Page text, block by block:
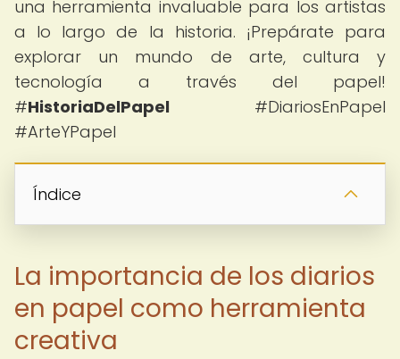
una herramienta invaluable para los artistas
a lo largo de la historia. ¡Prepárate para
explorar un mundo de arte, cultura y
tecnología a través del papel!
#HistoriaDelPapel #DiariosEnPapel
#ArteYPapel
Índice
La importancia de los diarios
en papel como herramienta
creativa